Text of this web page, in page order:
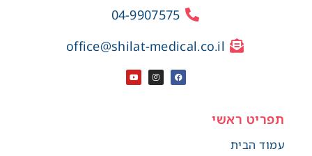
04-9907575
office@shilat-medical.co.il
תפריט ראשי
עמוד הבית